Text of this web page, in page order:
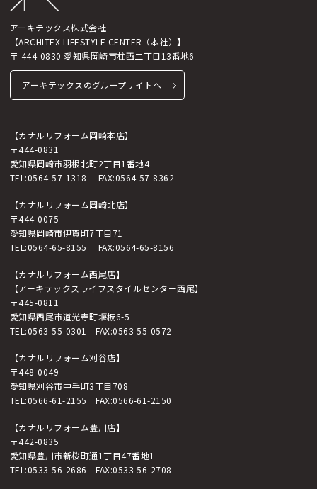
アーキテックス株式会社
【ARCHITEX LIFESTYLE CENTER（本社）】
〒 444-0830 愛知県岡崎市柱西二丁目13番地6
アーキテックスのグループサイトへ
【カナルリフォーム岡崎本店】
〒444-0831
愛知県岡崎市羽根北町2丁目1番地4
TEL:0564-57-1318 FAX:0564-57-8362
【カナルリフォーム岡崎北店】
〒444-0075
愛知県岡崎市伊賀町7丁目71
TEL:0564-65-8155 FAX:0564-65-8156
【カナルリフォーム西尾店】
【アーキテックスライフスタイルセンター西尾】
〒445-0811
愛知県西尾市道光寺町堰板6-5
TEL:0563-55-0301 FAX:0563-55-0572
【カナルリフォーム刈谷店】
〒448-0049
愛知県刈谷市中手町3丁目708
TEL:0566-61-2155 FAX:0566-61-2150
【カナルリフォーム豊川店】
〒442-0835
愛知県豊川市新桜町通1丁目47番地1
TEL:0533-56-2686 FAX:0533-56-2708